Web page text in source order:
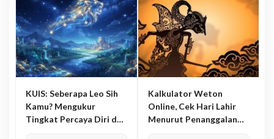
KUIS: Seberapa Leo Sih
Kamu? Mengukur
Tingkat Percaya Diri dan
Kalkulator Weton
Online, Cek Hari Lahir
Menurut Penanggalan